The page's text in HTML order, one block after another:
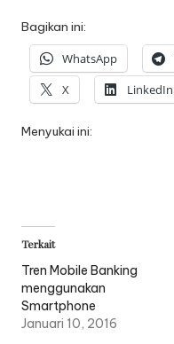
Bagikan ini:
WhatsApp
X
LinkedIn
Menyukai ini:
Terkait
Tren Mobile Banking
menggunakan
Smartphone
Januari 10, 2016